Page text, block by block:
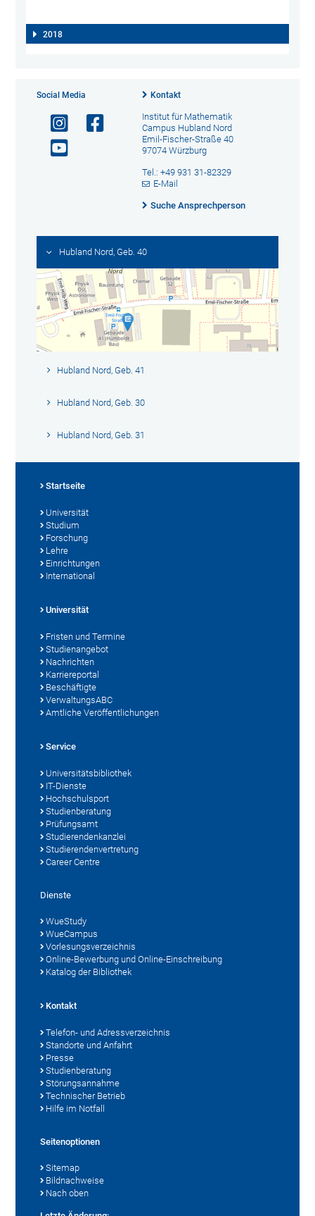
2018
Social Media Kontakt
Institut für Mathematik
Campus Hubland Nord
Emil-Fischer-Straße 40
97074 Würzburg
Tel.: +49 931 31-82329
E-Mail
Suche Ansprechperson
Hubland Nord, Geb. 40
Hubland Nord, Geb. 41
Hubland Nord, Geb. 30
Hubland Nord, Geb. 31
Startseite
Universität
Studium
Forschung
Lehre
Einrichtungen
International
Universität
Fristen und Termine
Studienangebot
Nachrichten
Karriereportal
Beschäftigte
VerwaltungsABC
Amtliche Veröffentlichungen
Service
Universitätsbibliothek
IT-Dienste
Hochschulsport
Studienberatung
Prüfungsamt
Studierendenkanzlei
Studierendenvertretung
Career Centre
Dienste
WueStudy
WueCampus
Vorlesungsverzeichnis
Online-Bewerbung und Online-Einschreibung
Katalog der Bibliothek
Kontakt
Telefon- und Adressverzeichnis
Standorte und Anfahrt
Presse
Studienberatung
Störungsannahme
Technischer Betrieb
Hilfe im Notfall
Seitenoptionen
Sitemap
Bildnachweise
Nach oben